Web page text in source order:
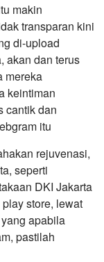
makin
transparan kini
di-upload
akan dan terus
mereka
keintiman
cantik dan
itu
rejuvenasi,
seperti
DKI Jakarta
store, lewat
apabila
pastilah